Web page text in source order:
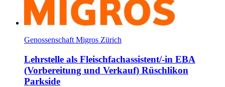
Genossenschaft Migros Zürich
Lehrstelle als Fleisch­fach­assistent/​-in EBA
(Vorbereitung und Verkauf) Rüschlikon
Parkside